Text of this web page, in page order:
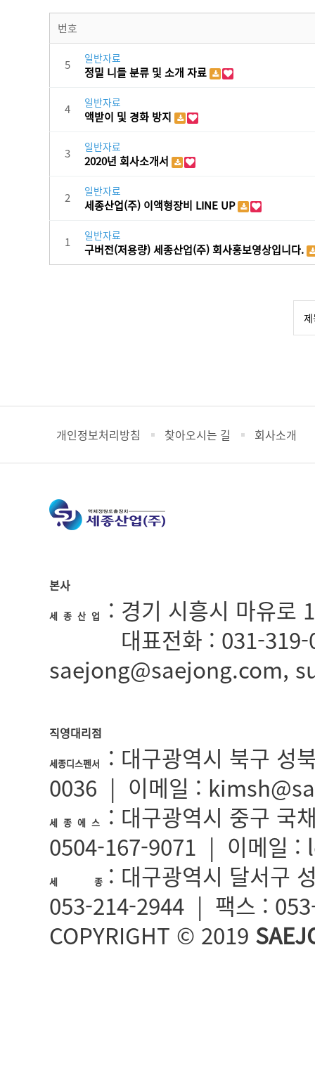
번호
5 일반자료
정밀 니들 분류 및 소개 자료
4 일반자료
액받이 및 경화 방지
3 일반자료
2020년 회사소개서
2 일반자료
세종산업(주) 이액형장비 LINE UP
1 일반자료
구버전(저용량) 세종산업(주) 회사홍보영상입니다.
개인정보처리방침 찾아오시는 길 회사소개
본사
세 종 산 업 : 경기 시흥시 마유로
대표전화 : 031-
saejong@saejong.com,
직영대리점
세종디스펜서
: 대구광역시 북구
0036 | 이메일 :
세 종 에 스
: 대구광역시 중구
0504-167-9071 | 이메일 :
세 종: 대구광역시 달서구
053-214-2944 | 팩스 :
COPYRIGHT © 2019